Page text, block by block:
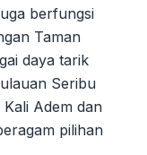
berfungsi
Taman
daya tarik
Seribu
Adem dan
pilihan